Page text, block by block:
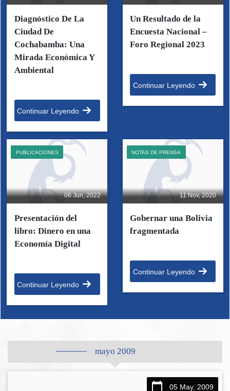
Diagnóstico De La
Ciudad De
Cochabamba: Una
Mirada Económica Y
Ambiental
Continuar Leyendo
Un Resultado de la
Encuesta Nacional –
Foro Regional 2023
Continuar Leyendo
06 Jun, 2022
PUBLICACIONES
Presentación del
libro: Dinero en una
Economía Digital
Continuar Leyendo
11 Nov, 2020
NOTAS DE PRENSA
Gobernar una Bolivia
fragmentada
Continuar Leyendo
mayo 2009
05 May, 2009